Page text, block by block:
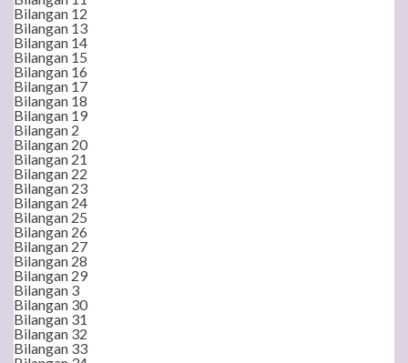
Bilangan 12
Bilangan 13
Bilangan 14
Bilangan 15
Bilangan 16
Bilangan 17
Bilangan 18
Bilangan 19
Bilangan 2
Bilangan 20
Bilangan 21
Bilangan 22
Bilangan 23
Bilangan 24
Bilangan 25
Bilangan 26
Bilangan 27
Bilangan 28
Bilangan 29
Bilangan 3
Bilangan 30
Bilangan 31
Bilangan 32
Bilangan 33